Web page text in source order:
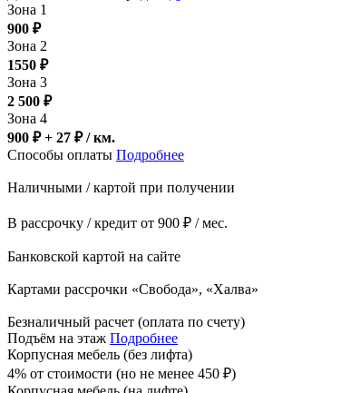
Зона 1
900 ₽
Зона 2
1550 ₽
Зона 3
2 500 ₽
Зона 4
900 ₽ + 27 ₽/ км.
Способы оплаты Подробнее
Наличными / картой при получении
В рассрочку / кредит от 900 ₽ / мес.
Банковской картой на сайте
Картами рассрочки «Свобода», «Халва»
Безналичный расчет (оплата по счету)
Подъём на этаж Подробнее
Корпусная мебель (без лифта)
4% от стоимости (но не менее 450 ₽)